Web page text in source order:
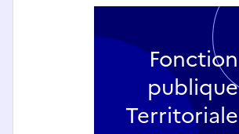
Fonction
publique
Territoriale